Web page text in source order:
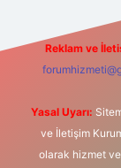
Reklam ve
Yasal Uyarı:
ve İletişim
olarak hizmet